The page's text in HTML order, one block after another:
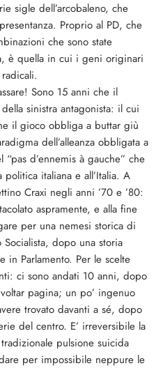
sigle dell’arcobaleno, che
Proprio al PD, che
che sono state
è quella in cui i geni originari
Sono 15 anni che il
sinistra antagonista: il cui
il gioco obbliga a buttar giù
dell’alleanza obbligata a
d’ennemis à gauche” che
italiana e all’Italia. A
Craxi negli anni ’70 e ’80:
aspramente, e alla fine
per una nemesi storica di
dopo una storia
in Parlamento. Per le scelte
ci sono andati 10 anni, dopo
pagina; un po’ ingenuo
trovato davanti a sé, dopo
del centro. E’ irreversibile la
pulsione suicida
per impossibile neppure le